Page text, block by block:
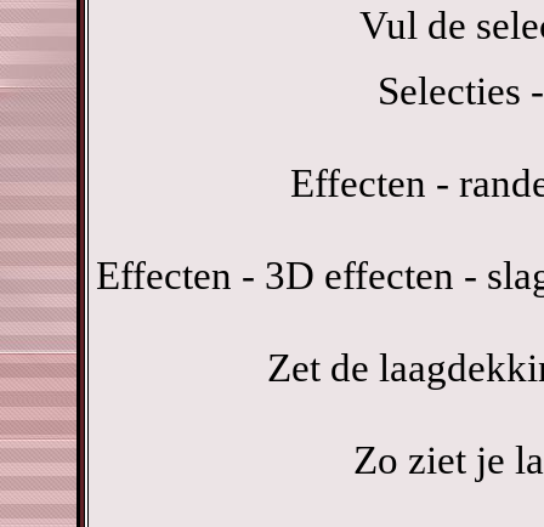
Vul de
Selecties
Effecten -
Effecten - 3D effecten -
Zet de
Zo ziet je